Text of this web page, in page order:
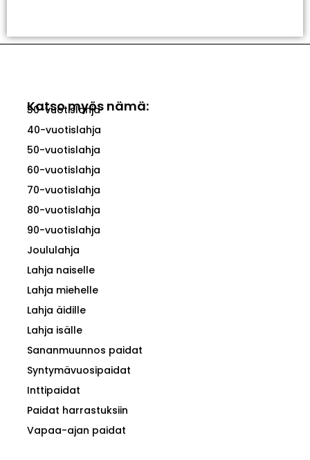
Katso myös nämä:
30-vuotislahja
40-vuotislahja
50-vuotislahja
60-vuotislahja
70-vuotislahja
80-vuotislahja
90-vuotislahja
Joululahja
Lahja naiselle
Lahja miehelle
Lahja äidille
Lahja isälle
Sananmuunnos paidat
Syntymävuosipaidat
Inttipaidat
Paidat harrastuksiin
Vapaa-ajan paidat